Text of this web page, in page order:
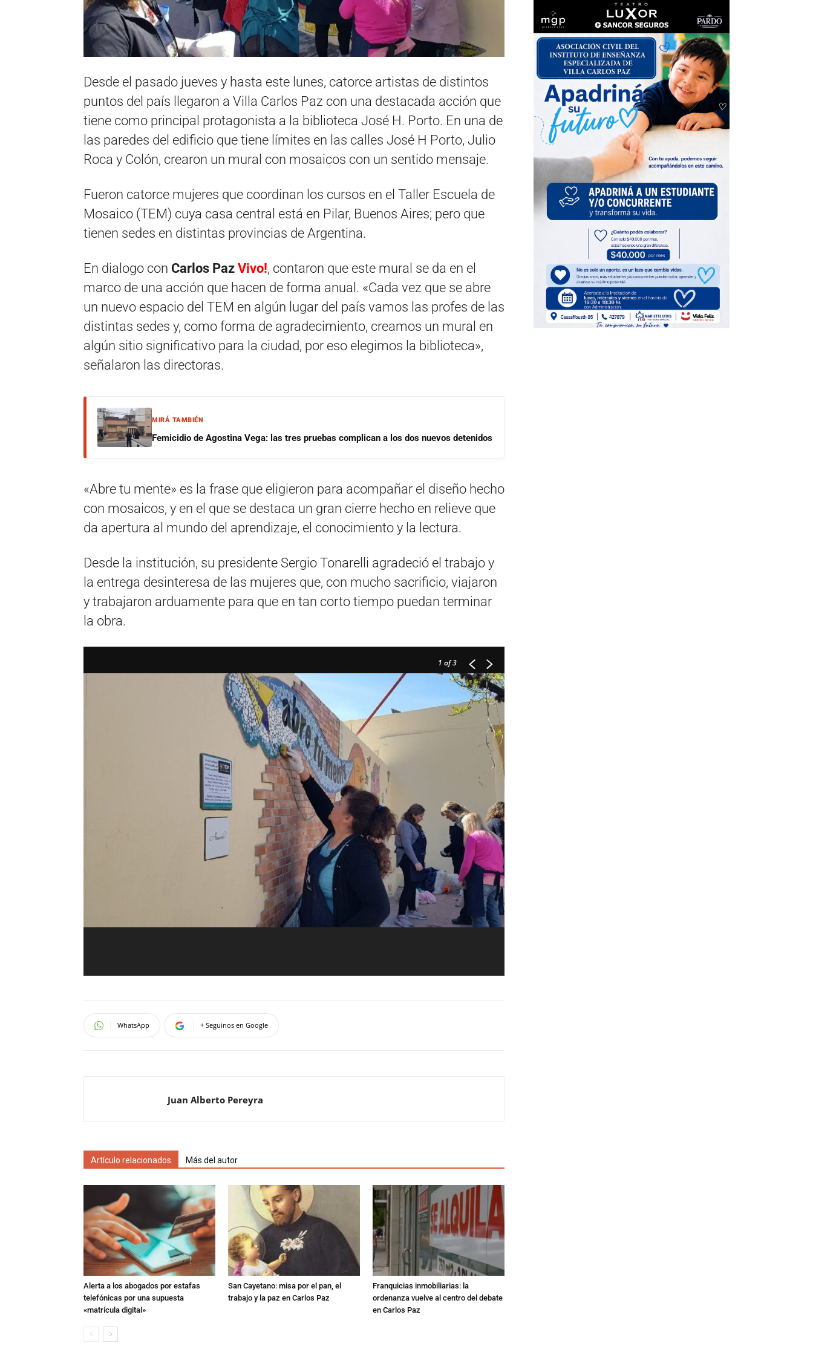
Desde el pasado jueves y hasta este lunes, catorce artistas de distintos
puntos del país llegaron a Villa Carlos Paz con una destacada acción que
tiene como principal protagonista a la biblioteca José H. Porto. En una de
las paredes del edificio que tiene límites en las calles José H Porto, Julio
Roca y Colón, crearon un mural con mosaicos con un sentido mensaje.
Fueron catorce mujeres que coordinan los cursos en el Taller Escuela de
Mosaico (TEM) cuya casa central está en Pilar, Buenos Aires; pero que
tienen sedes en distintas provincias de Argentina.
En dialogo con Carlos Paz Vivo!, contaron que este mural se da en el
marco de una acción que hacen de forma anual. «Cada vez que se abre
un nuevo espacio del TEM en algún lugar del país vamos las profes de las
distintas sedes y, como forma de agradecimiento, creamos un mural en
algún sitio significativo para la ciudad, por eso elegimos la biblioteca»,
señalaron las directoras.
MIRÁ TAMBIÉN
Femicidio de Agostina Vega: las tres pruebas complican a los dos nuevos detenidos
«Abre tu mente» es la frase que eligieron para acompañar el diseño hecho
con mosaicos, y en el que se destaca un gran cierre hecho en relieve que
da apertura al mundo del aprendizaje, el conocimiento y la lectura.
Desde la institución, su presidente Sergio Tonarelli agradeció el trabajo y
la entrega desinteresa de las mujeres que, con mucho sacrificio, viajaron
y trabajaron arduamente para que en tan corto tiempo puedan terminar
la obra.
1 of 3
WhatsApp + Seguinos en Google
Juan Alberto Pereyra
Artículo relacionados Más del autor
Alerta a los abogados por estafas
telefónicas por una supuesta
«matrícula digital»
San Cayetano: misa por el pan, el
trabajo y la paz en Carlos Paz
Franquicias inmobiliarias: la
ordenanza vuelve al centro del debate
en Carlos Paz